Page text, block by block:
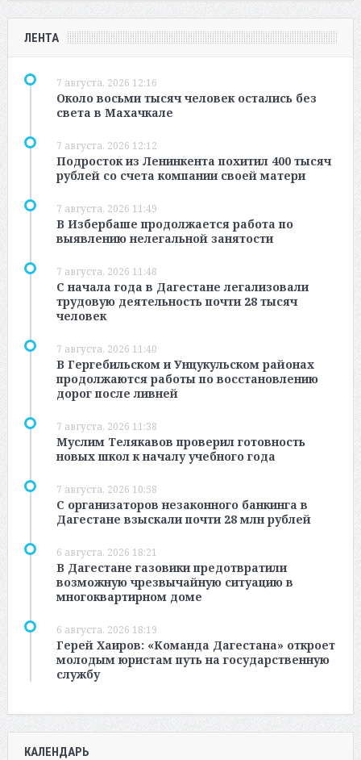
ЛЕНТА
7 августа, 2026 12:16
Около восьми тысяч человек остались без
света в Махачкале
7 августа, 2026 12:12
Подросток из Ленинкента похитил 400 тысяч
рублей со счета компании своей матери
7 августа, 2026 11:49
В Избербаше продолжается работа по
выявлению нелегальной занятости
7 августа, 2026 11:48
С начала года в Дагестане легализовали
трудовую деятельность почти 28 тысяч
человек
7 августа, 2026 11:40
В Гергебильском и Унцукульском районах
продолжаются работы по восстановлению
дорог после ливней
7 августа, 2026 11:38
Муслим Телякавов проверил готовность
новых школ к началу учебного года
7 августа, 2026 10:58
С организаторов незаконного банкинга в
Дагестане взыскали почти 28 млн рублей
6 августа, 2026 18:21
В Дагестане газовики предотвратили
возможную чрезвычайную ситуацию в
многоквартирном доме
6 августа, 2026 18:19
Герей Хаиров: «Команда Дагестана» откроет
молодым юристам путь на государственную
службу
КАЛЕНДАРЬ